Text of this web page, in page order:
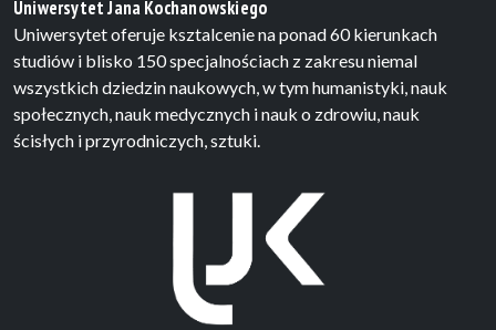
Uniwersytet Jana Kochanowskiego
Uniwersytet oferuje ksztalcenie na ponad 60 kierunkach
studiów i blisko 150 specjalnościach z zakresu niemal
wszystkich dziedzin naukowych, w tym humanistyki, nauk
społecznych, nauk medycznych i nauk o zdrowiu, nauk
ścisłych i przyrodniczych, sztuki.